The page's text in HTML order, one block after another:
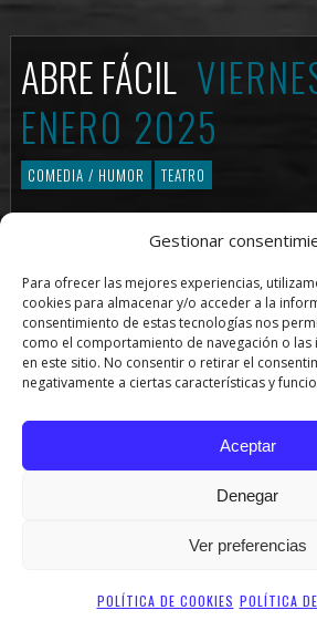
Gestionar
Para ofrecer las mejores experiencias,
cookies para almacenar y/o acceder a la
consentimiento de estas tecnologías nos
como el comportamiento de navegación o las
en este sitio. No consentir o retirar el
negativamente a ciertas características y
Aceptar
Denegar
Ver preferencias
POLÍTICA DE COOKIES POLÍTICA
ABRE FÁCIL
ENERO 2025
COMEDIA / HUMOR TEATRO
Abre fácil: eso que siempre nos cuesta
fácil para unos puede llegar a ser muy
así y así seguirá y nunca cambiará.
momento de la sinopsis les haya
esta sinopsis puedan enterarse de qué
a punto de ver. Nunca dije que fuese
PIN